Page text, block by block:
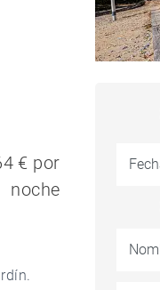
€ por
noche